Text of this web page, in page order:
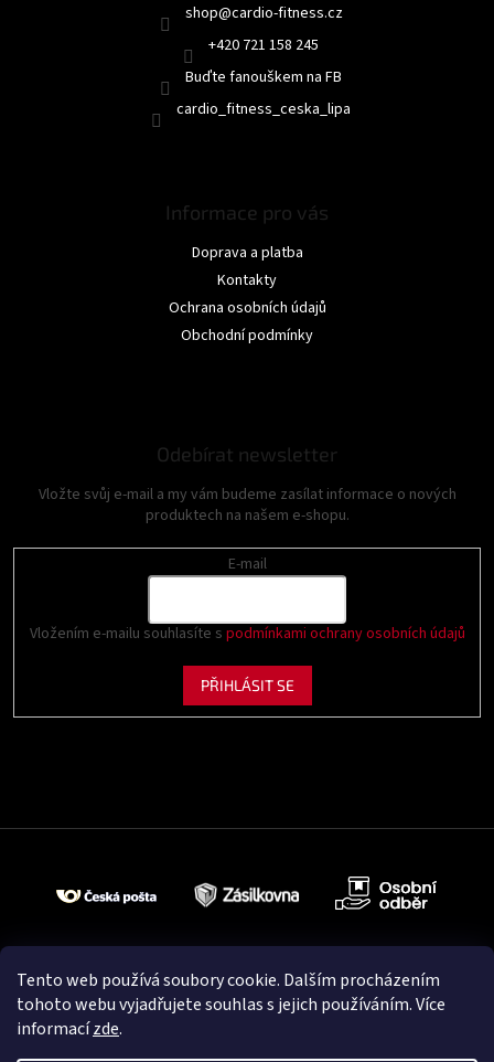
Tento web používá soubory cookie. Dalším procházením
tohoto webu vyjadřujete souhlas s jejich používáním. Více
informacízde.
shop@cardio-fitness.cz
+420 721 158 245
Buďte fanouškem na FB
cardio_fitness_ceska_lipa
Informace pro vás
Doprava a platba
Kontakty
Ochrana osobních údajů
Obchodní podmínky
Odebírat newsletter
Vložte svůj e-mail a my vám budeme zasílat informace o nových
produktech na našem e-shopu.
E-mail
Vložením e-mailu souhlasíte s podmínkami ochrany osobních údajů
PŘIHLÁSIT SE